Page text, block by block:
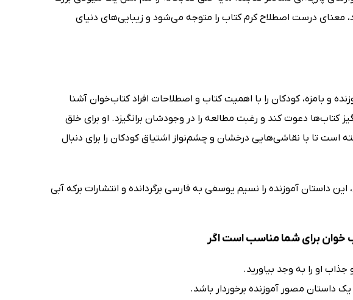
معنای درست اصطلاح کرم کتاب را متوجه می‌شود و زیبایی‌های دنیای
و بامزه، کودکان را با اهمیت کتاب و اصطلاحات افراد کتاب‌خوان آشنا
دعوت کند و رغبت مطالعه را در وجودشان برانگیزد. او برای خلق
است تا با نقاشی‌هایی درخشان و چشم‌نواز اشتیاق کودکان را برای دنبال
داستان آموزنده را نسیم یوسفی به فارسی برگردانده و انتشارات برکه آبی
خوان برای شما مناسب است اگر
داستان مصور آموزنده برخوردار باشد.